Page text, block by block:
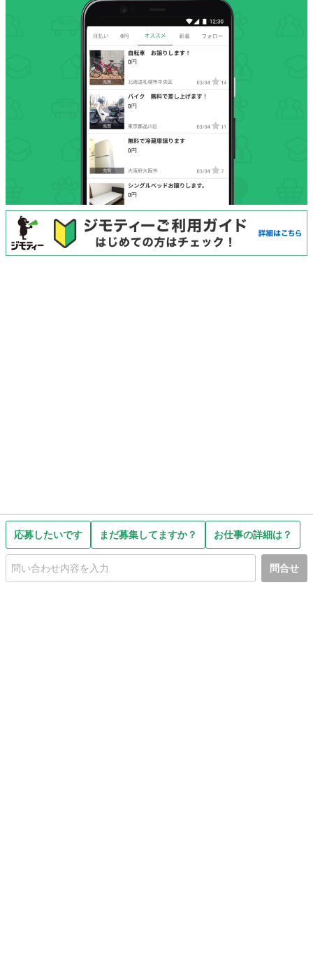
応募したいです まだ募集してますか？ お仕事の詳細は？
問合せ